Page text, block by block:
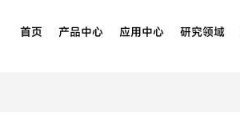
首页 产品中心 应用中心 研究领域